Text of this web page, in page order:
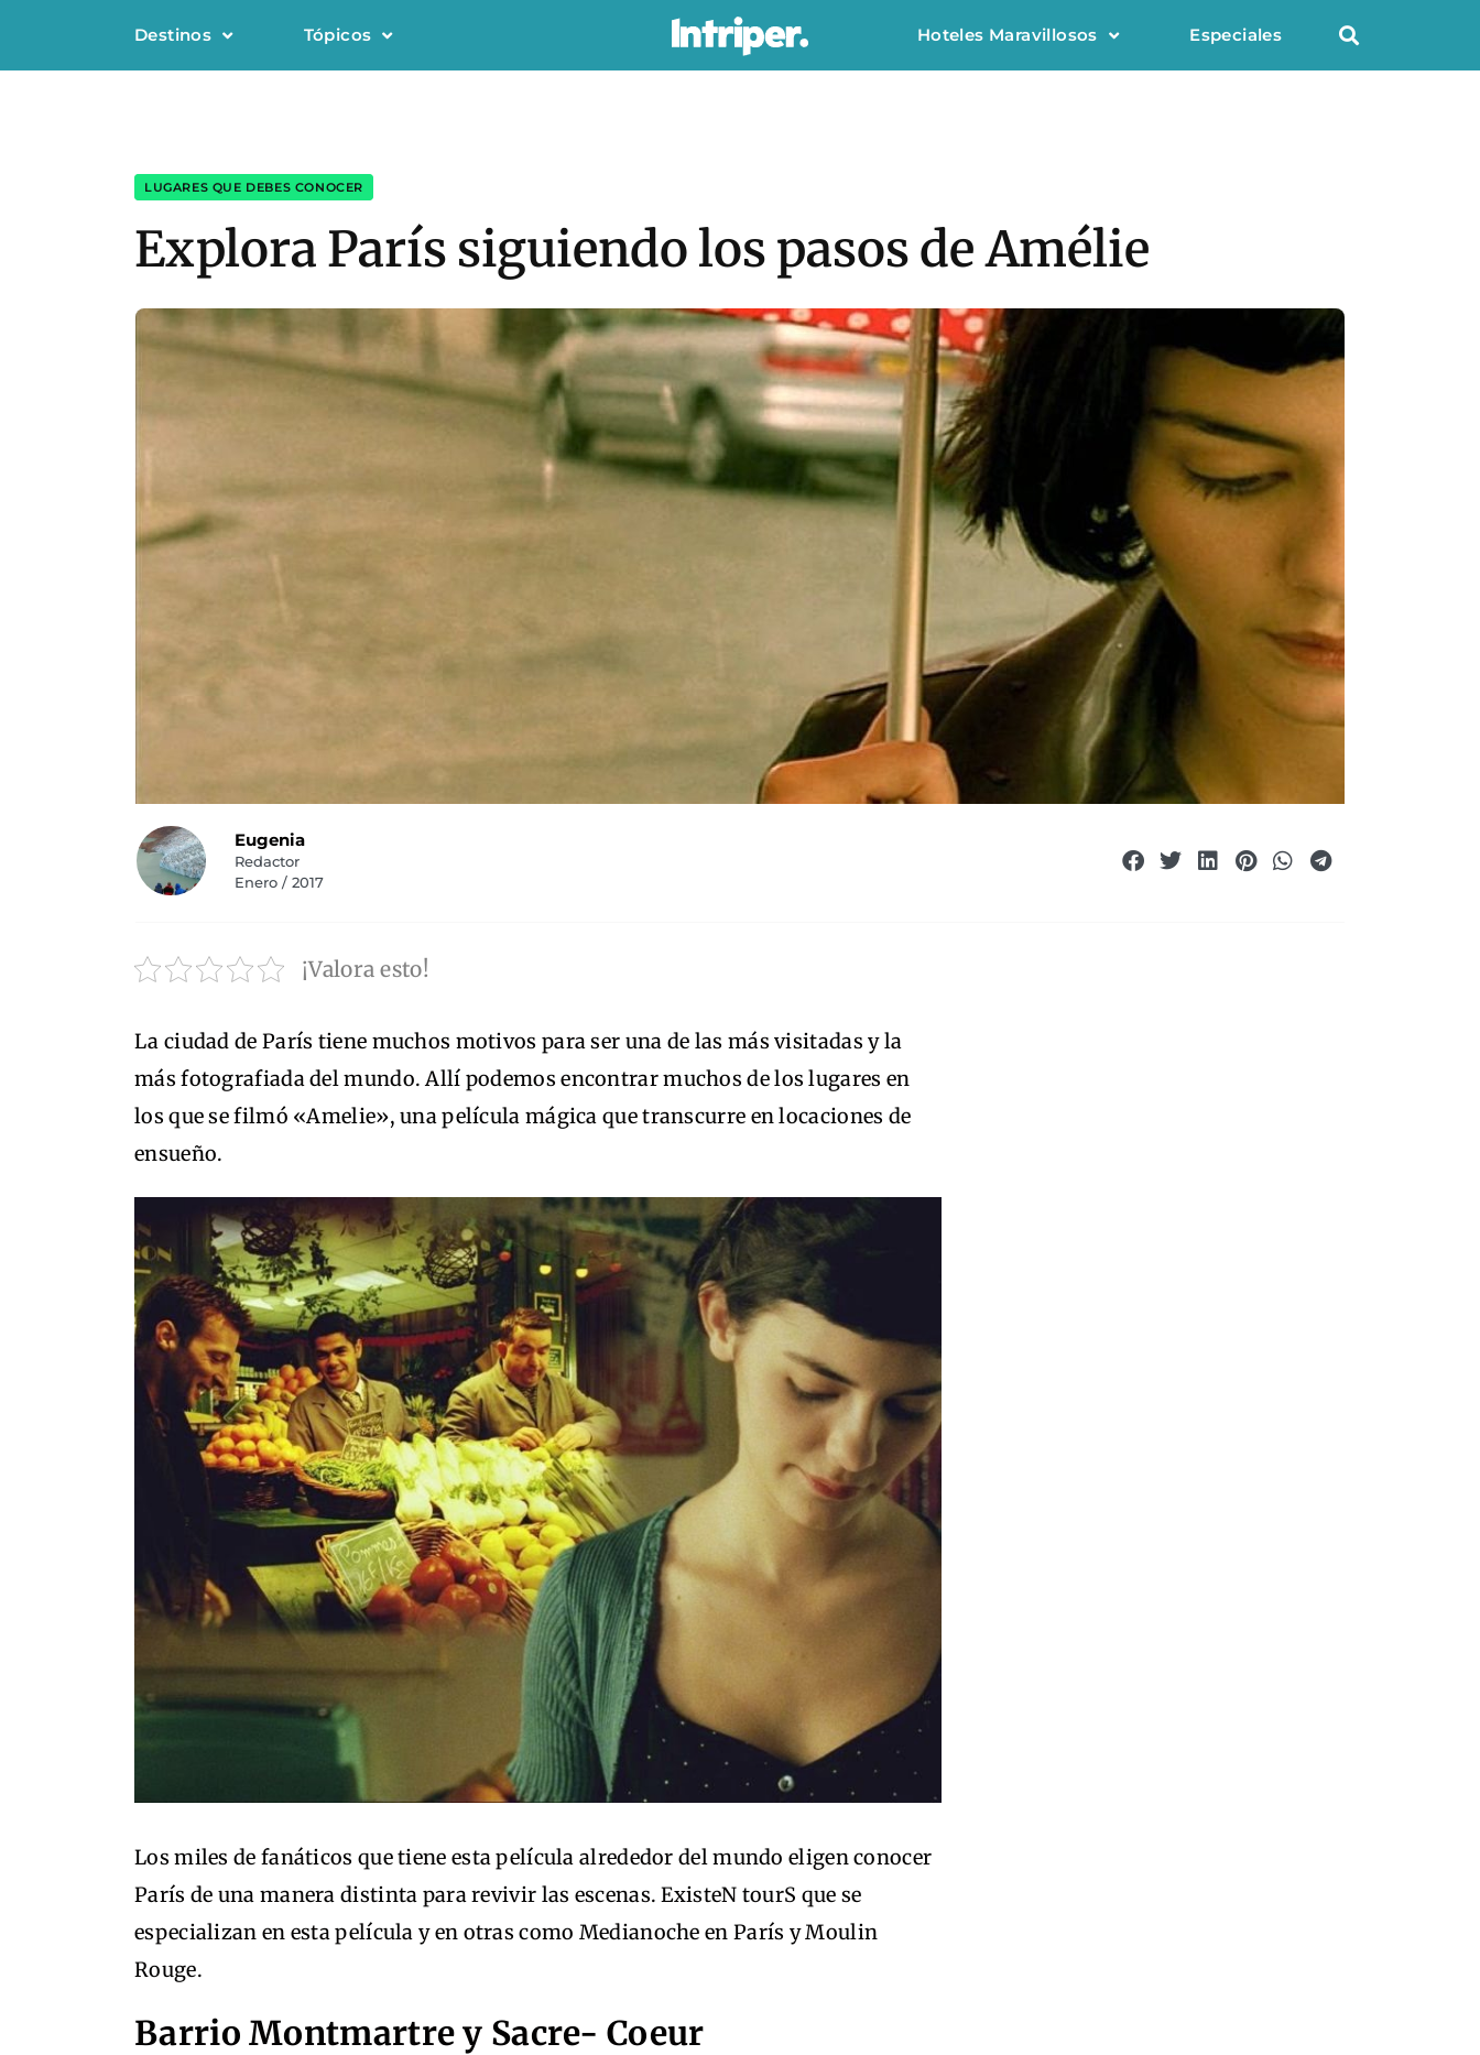
Destinos Tópicos Hoteles Maravillosos Especiales
LUGARES QUE DEBES CONOCER
Explora París siguiendo los pasos de Amélie
Eugenia
Redactor
Enero / 2017
¡Valora esto!
La ciudad de París tiene muchos motivos para ser una de las más visitadas y la
más fotografiada del mundo. Allí podemos encontrar muchos de los lugares en
los que se filmó «Amelie», una película mágica que transcurre en locaciones de
ensueño.
Los miles de fanáticos que tiene esta película alrededor del mundo eligen conocer
París de una manera distinta para revivir las escenas. ExisteN tourS que se
especializan en esta película y en otras como Medianoche en París y Moulin
Rouge.
Barrio Montmartre y Sacre- Coeur